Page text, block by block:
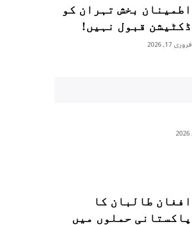
اطمینان بخش تہران کو
ڈکٹیشن قبول نہیں!
فروری 17, 2026
افغان طالبان کا
پاکستانی حملوں میں